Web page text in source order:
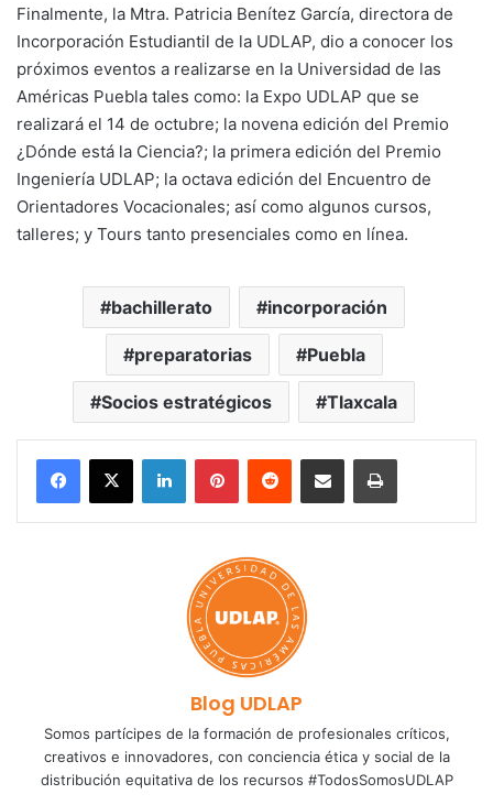
Finalmente, la Mtra. Patricia Benítez García, directora de
Incorporación Estudiantil de la UDLAP, dio a conocer los
próximos eventos a realizarse en la Universidad de las
Américas Puebla tales como: la Expo UDLAP que se
realizará el 14 de octubre; la novena edición del Premio
¿Dónde está la Ciencia?; la primera edición del Premio
Ingeniería UDLAP; la octava edición del Encuentro de
Orientadores Vocacionales; así como algunos cursos,
talleres; y Tours tanto presenciales como en línea.
bachillerato incorporación
preparatorias Puebla
Socios estratégicos Tlaxcala
LinkedInPinterestReddit Share via Email Print
Blog UDLAP
Somos partícipes de la formación de profesionales críticos,
creativos e innovadores, con conciencia ética y social de la
distribución equitativa de los recursos #TodosSomosUDLAP